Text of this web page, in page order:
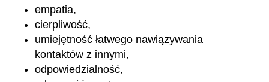
empatia,
cierpliwość,
umiejętność łatwego nawiązywania
kontaktów z innymi,
odpowiedzialność,